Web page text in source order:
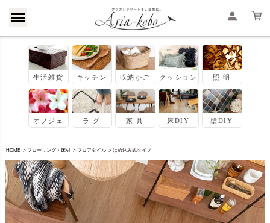
HOME フローリング・床材 フロアタイル はめ込み式タイプ